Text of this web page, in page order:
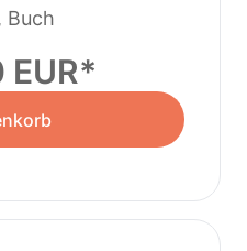
Buch